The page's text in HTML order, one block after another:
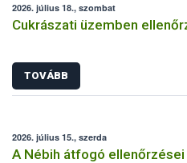
2026. július 18., szombat
Cukrászati üzemben
TOVÁBB
2026. július 15., szerda
A Nébih átfogó